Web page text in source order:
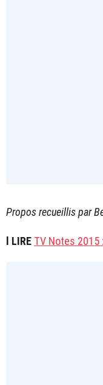
Propos recueillis par
l LIRE TV Notes